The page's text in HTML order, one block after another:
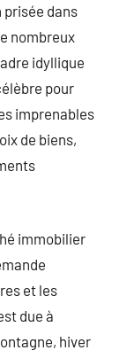
prisée dans
nombreux
idyllique
pour
imprenables
de biens,
immobilier
et les
due à
hiver